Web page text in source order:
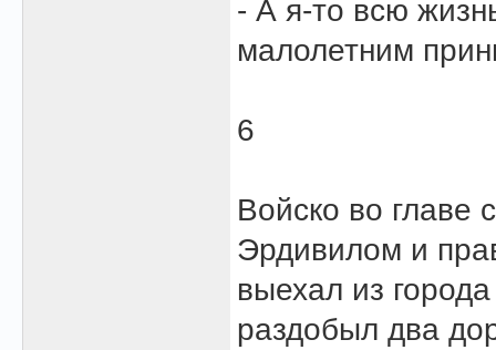
- А я-то всю
малолетним
6
Войско во главе
Эрдивилом и
выехал из
раздобыл два